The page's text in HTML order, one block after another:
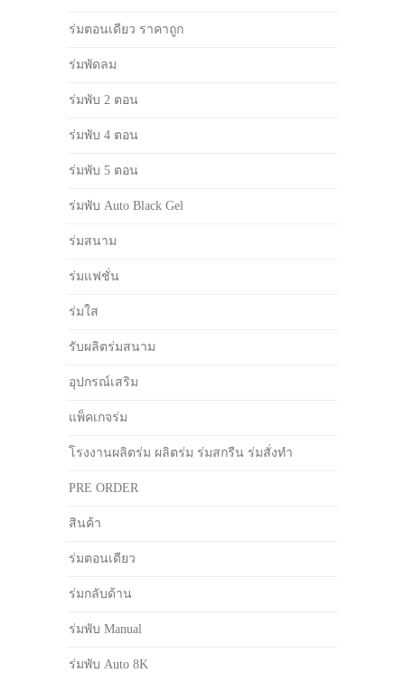
ร่มตอนเดียว ราคาถูก
ร่มพัดลม
ร่มพับ 2 ตอน
ร่มพับ 4 ตอน
ร่มพับ 5 ตอน
ร่มพับ Auto Black Gel
ร่มสนาม
ร่มแฟชั่น
ร่มใส
รับผลิตร่มสนาม
อุปกรณ์เสริม
แพ็คเกจร่ม
โรงงานผลิตร่ม ผลิตร่ม ร่มสกรีน ร่มสั่งทำ
PRE ORDER
สินค้า
ร่มตอนเดียว
ร่มกลับด้าน
ร่มพับ Manual
ร่มพับ Auto 8K